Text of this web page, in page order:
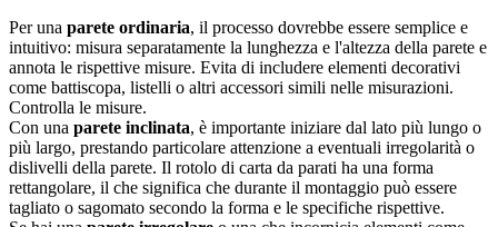
Per una parete ordinaria, il processo dovrebbe essere semplice e
intuitivo: misura separatamente la lunghezza e l'altezza della parete e
annota le rispettive misure. Evita di includere elementi decorativi
come battiscopa, listelli o altri accessori simili nelle misurazioni.
Controlla le misure.
Con una parete inclinata, è importante iniziare dal lato più lungo o
più largo, prestando particolare attenzione a eventuali irregolarità o
dislivelli della parete. Il rotolo di carta da parati ha una forma
rettangolare, il che significa che durante il montaggio può essere
tagliato o sagomato secondo la forma e le specifiche rispettive.